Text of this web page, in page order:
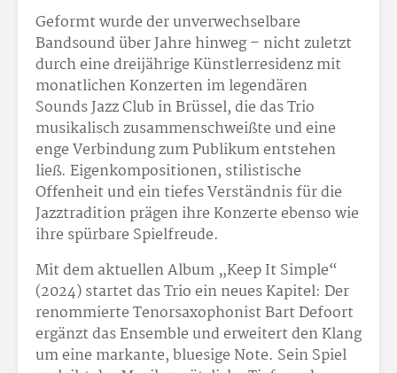
Geformt wurde der unverwechselbare
Bandsound über Jahre hinweg – nicht zuletzt
durch eine dreijährige Künstlerresidenz mit
monatlichen Konzerten im legendären
Sounds Jazz Club in Brüssel, die das Trio
musikalisch zusammenschweißte und eine
enge Verbindung zum Publikum entstehen
ließ. Eigenkompositionen, stilistische
Offenheit und ein tiefes Verständnis für die
Jazztradition prägen ihre Konzerte ebenso wie
ihre spürbare Spielfreude.
Mit dem aktuellen Album „Keep It Simple“
(2024) startet das Trio ein neues Kapitel: Der
renommierte Tenorsaxophonist Bart Defoort
ergänzt das Ensemble und erweitert den Klang
um eine markante, bluesige Note. Sein Spiel